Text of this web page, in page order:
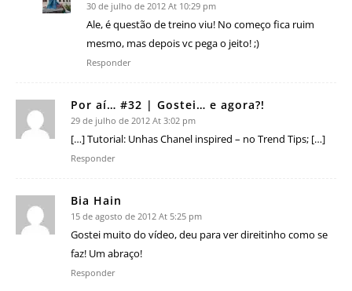
30 de julho de 2012 At 10:29 pm
Ale, é questão de treino viu! No começo fica ruim
mesmo, mas depois vc pega o jeito! ;)
Responder
Por aí… #32 | Gostei… e agora?!
29 de julho de 2012 At 3:02 pm
[…] Tutorial: Unhas Chanel inspired – no Trend Tips; […]
Responder
Bia Hain
15 de agosto de 2012 At 5:25 pm
Gostei muito do vídeo, deu para ver direitinho como se
faz! Um abraço!
Responder